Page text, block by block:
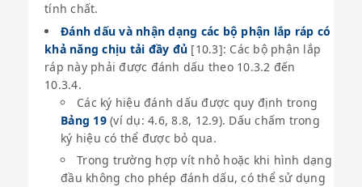
tính chất.
Đánh dấu và nhận dạng các bộ phận lắp ráp có
khả năng chịu tải đầy đủ [10.3]: Các bộ phận lắp
ráp này phải được đánh dấu theo 10.3.2 đến
10.3.4.
Các ký hiệu đánh dấu được quy định trong
Bảng 19(ví dụ: 4.6, 8.8, 12.9). Dấu chấm trong
ký hiệu có thể được bỏ qua.
Trong trường hợp vít nhỏ hoặc khi hình dạng
đầu không cho phép đánh dấu, có thể sử dụng